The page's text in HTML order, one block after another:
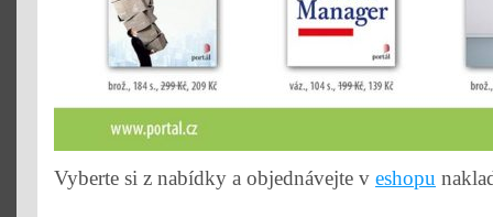
Vyberte si z nabídky a objednávejte v eshopu